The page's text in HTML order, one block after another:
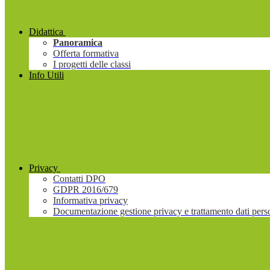
Didattica
Panoramica
Offerta formativa
I progetti delle classi
Info Utili
Privacy
Contatti DPO
GDPR 2016/679
Informativa privacy
Documentazione gestione privacy e trattamento dati